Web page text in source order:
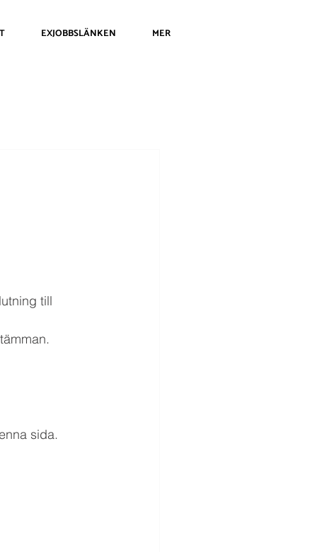
EXJOBBSLÄNKEN MER
till
sida.